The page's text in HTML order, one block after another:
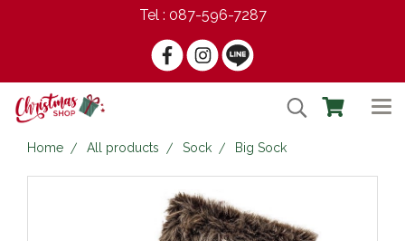
Tel : 087-596-7287
Home All products Sock Big Sock